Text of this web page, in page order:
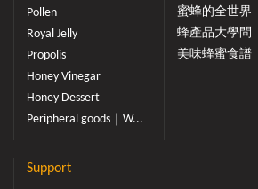
Pollen
Royal Jelly
Propolis
Honey Vinegar
Honey Dessert
Peripheral goods｜W...
蜜蜂的全世界
蜂產品大學問
美味蜂蜜食譜
Support